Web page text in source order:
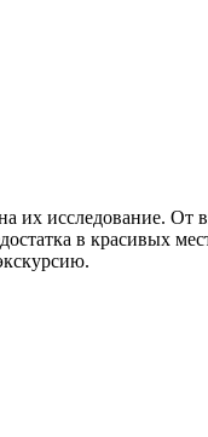
их исследование.
в красивых